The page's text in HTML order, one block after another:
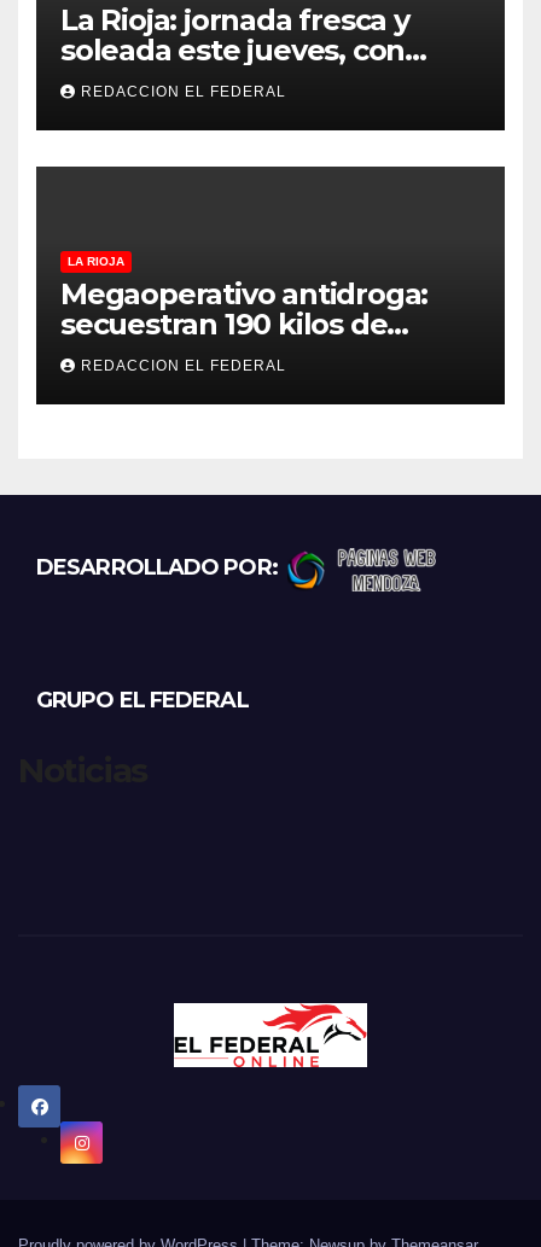
La Rioja: jornada fresca y
soleada este jueves, con
temperaturas estables para
el viernes
REDACCION EL FEDERAL
LA RIOJA
Megaoperativo antidroga:
secuestran 190 kilos de
marihuana que tenían como
destino La Rioja y Catamarca
REDACCION EL FEDERAL
DESARROLLADO POR:
GRUPO EL FEDERAL